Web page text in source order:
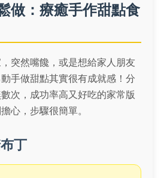
做：療癒手作甜點食
突然嘴饞，或是想給家人朋友
手做甜點其實很有成就感！分
次，成功率高又好吃的家常版
心，步驟很簡單。
丁